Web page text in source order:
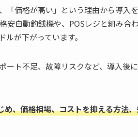
「価格が高い」という理由から導入
安自動釣銭機や、POSレジと組み合
が下がっています。
ート不足、故障リスクなど、導入後
、価格相場、コストを抑える方法